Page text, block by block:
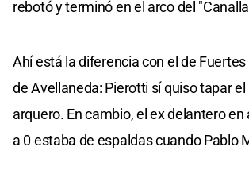
rebotó y terminó en el arco del
Ahí está la diferencia con el de Fuertes
de Avellaneda: Pierotti sí quiso tapar el
arquero. En cambio, el ex delantero
a 0 estaba de espaldas cuando Pablo